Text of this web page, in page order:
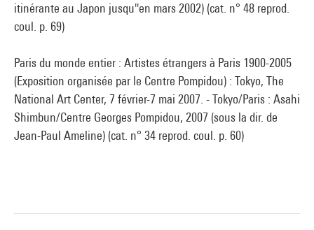
itinérante au Japon jusqu''en mars 2002) (cat. n° 48 reprod.
coul. p. 69)
Paris du monde entier : Artistes étrangers à Paris 1900-2005
(Exposition organisée par le Centre Pompidou) : Tokyo, The
National Art Center, 7 février-7 mai 2007. - Tokyo/Paris : Asahi
Shimbun/Centre Georges Pompidou, 2007 (sous la dir. de
Jean-Paul Ameline) (cat. n° 34 reprod. coul. p. 60)